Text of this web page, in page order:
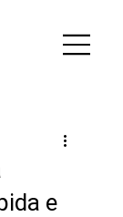
e